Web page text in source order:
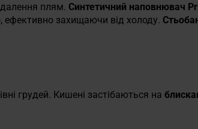
плям. Синтетичний наповнювач
ефективно захищаючи від холоду.
грудей. Кишені застібаються на